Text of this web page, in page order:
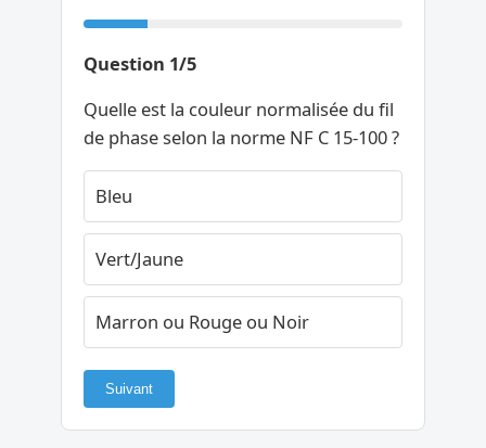
Question 1/5
Quelle est la couleur normalisée du fil
de phase selon la norme NF C 15-100 ?
Bleu
Vert/Jaune
Marron ou Rouge ou Noir
Suivant